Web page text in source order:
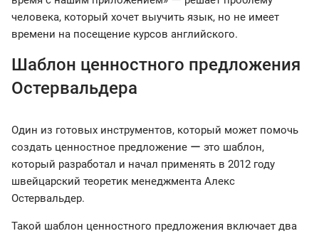
человека, который хочет выучить язык, но не имеет
времени на посещение курсов английского.
Шаблон ценностного предложения
Остервальдера
Один из готовых инструментов, который может помочь
создать ценностное предложение ー это шаблон,
который разработал и начал применять в 2012 году
швейцарский теоретик менеджмента Алекс
Остервальдер.
Такой шаблон ценностного предложения включает два